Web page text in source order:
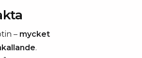
– mycket
.